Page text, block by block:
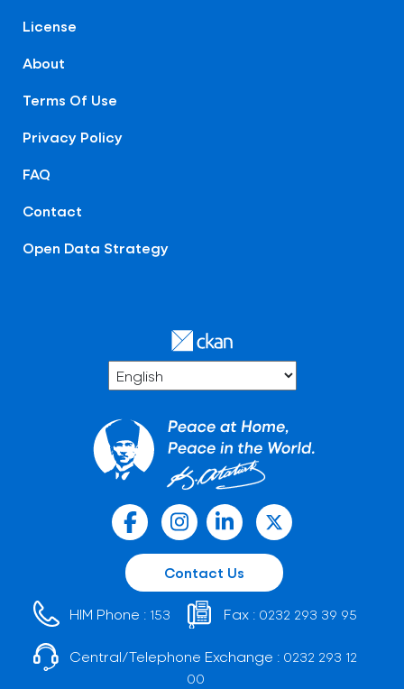
License
About
Terms Of Use
Privacy Policy
FAQ
Contact
Open Data Strategy
Contact Us
HIM Phone : 153 Fax : 0232 293 39 95
Central/Telephone Exchange : 0232 293 12
00